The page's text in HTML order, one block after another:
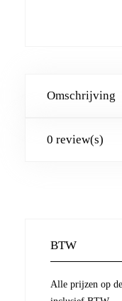
Omschrijving
0 review(s)
BTW
Alle prijzen op